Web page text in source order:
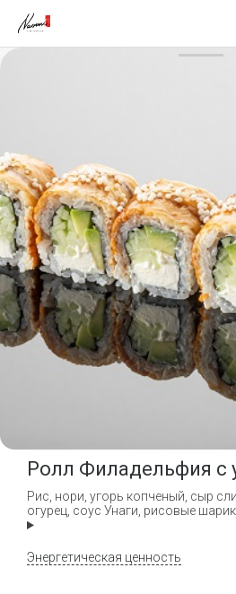
Ролл Филадельфия с
Рис, нори, угорь копченый, сыр
огурец, соус Унаги, рисовые
Энергетическая ценность